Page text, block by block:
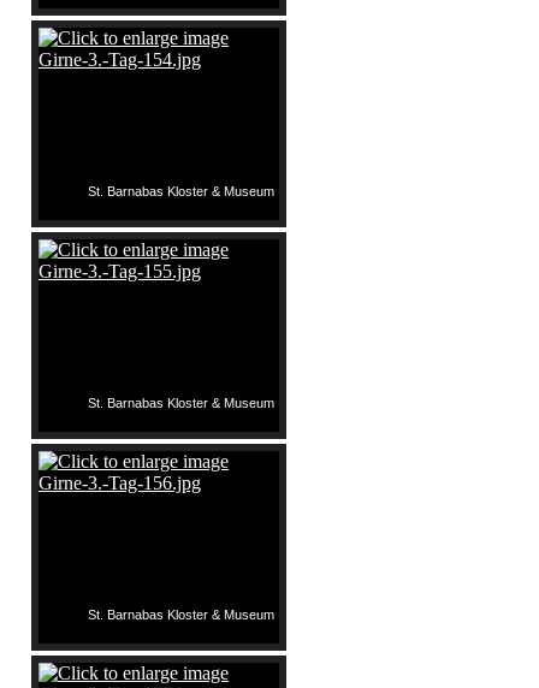
St. Barnabas Kloster & Museum
St. Barnabas Kloster & Museum
St. Barnabas Kloster & Museum